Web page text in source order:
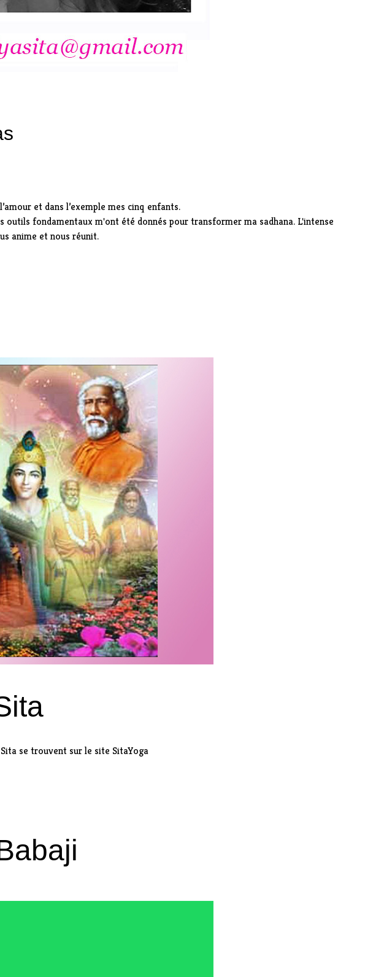
et dans l’exemple mes cinq enfants.
fondamentaux m'ont été donnés pour transformer ma sadhana. L'intense
anime et nous réunit.
se trouvent surle site SitaYoga